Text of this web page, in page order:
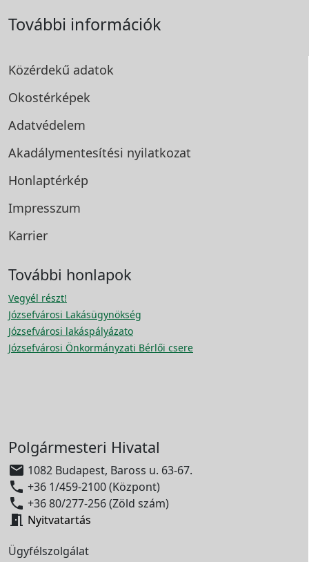
További információk
Közérdekű adatok
Okostérképek
Adatvédelem
Akadálymentesítési nyilatkozat
Honlaptérkép
Impresszum
Karrier
További honlapok
Vegyél részt!
Józsefvárosi Lakásügynökség
Józsefvárosi lakáspályázato
Józsefvárosi Önkormányzati Bérlői csere
Polgármesteri Hivatal
 1082 Budapest, Baross u. 63-67.
 +36 1/459-2100 (Központ)
 +36 80/277-256 (Zöld szám)
 Nyitvatartás
Ügyfélszolgálat